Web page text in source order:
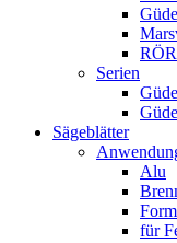
Güde
RÖR
Serien
Sägeblätter
Alu
für